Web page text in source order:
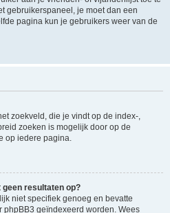
gebruikerspaneel, je moet dan een
pagina kun je gebruikers weer van de
zoekveld, die je vindt op de index-,
zoeken is mogelijk door op de
op iedere pagina.
resultaten op?
niet specifiek genoeg en bevatte
geïndexeerd worden. Wees